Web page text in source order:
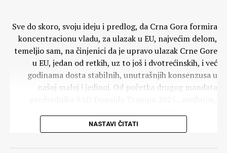
Sve do skoro, svoju ideju i predlog, da Crna Gora formira
koncentracionu vladu, za ulazak u EU, najvećim delom,
temeljio sam, na činjenici da je upravo ulazak Crne Gore
u EU, jedan od retkih, uz to još i dvotrećinskih, i već
godinama dosta stabilnih, unutrašnjih konsenzusa u
našoj maloj i jedinoj. Od početka drugog mandata
Reč je o ekstremnoj i vrtoglavoj destabilizaciji i
NASTAVI ČITATI